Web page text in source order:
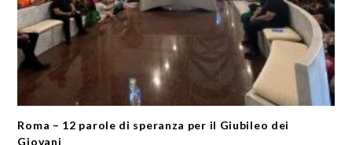
Roma – 12 parole di speranza per il Giubileo dei
Giovani